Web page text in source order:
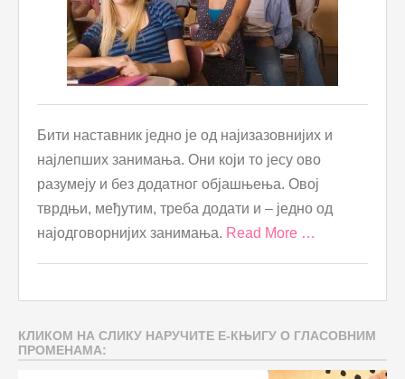
Бити наставник једно је од најизазовнијих и
најлепших занимања. Они који то јесу ово
разумеју и без додатног објашњења. Овој
тврдњи, међутим, треба додати и – једно од
најодговорнијих занимања. Read More …
КЛИКОМ НА СЛИКУ НАРУЧИТЕ Е-КЊИГУ О ГЛАСОВНИМ
ПРОМЕНАМА: